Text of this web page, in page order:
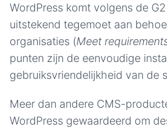
WordPress komt volgens de
uitstekend tegemoet aan
organisaties (Meet
punten zijn de eenvoudige
gebruiksvriendelijkheid van de
Meer dan andere CMS-
WordPress gewaardeerd om